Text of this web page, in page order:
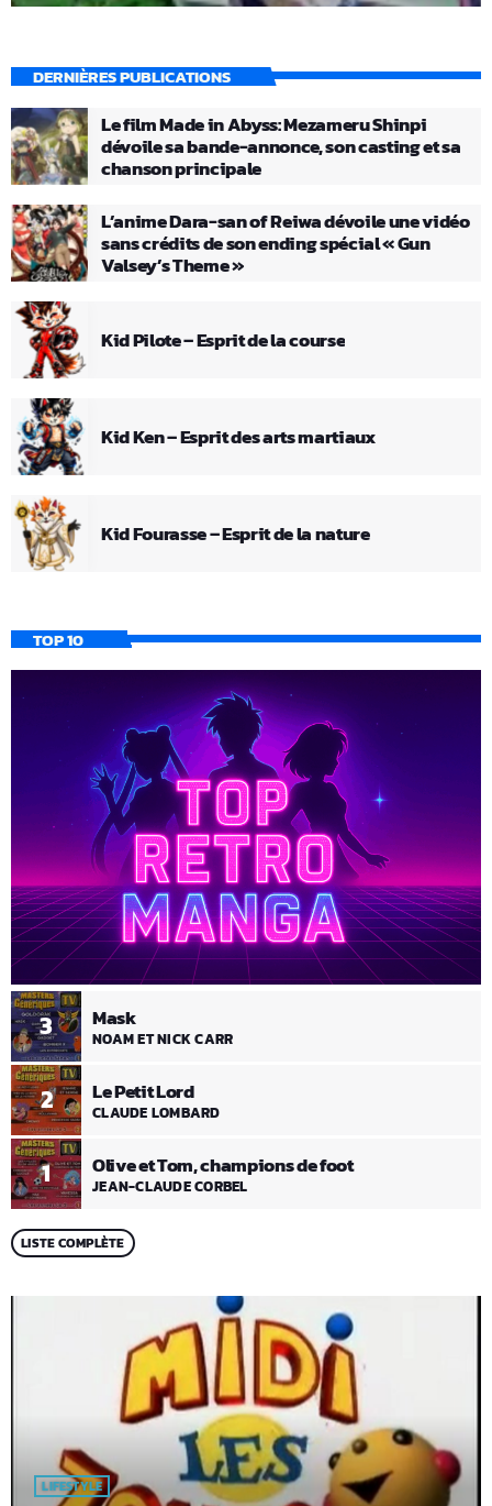
DERNIÈRES PUBLICATIONS
Le film Made in Abyss: Mezameru Shinpi
dévoile sa bande-annonce, son casting et sa
chanson principale
L’anime Dara-san of Reiwa dévoile une vidéo
sans crédits de son ending spécial « Gun
Valsey’s Theme »
Kid Pilote – Esprit de la course
Kid Ken – Esprit des arts martiaux
Kid Fourasse – Esprit de la nature
TOP 10
1 Olive et Tom, champions de foot
JEAN-CLAUDE CORBEL
2 Le Petit Lord
CLAUDE LOMBARD
3 Mask
NOAM ET NICK CARR
LISTE COMPLÈTE
LIFESTYLE